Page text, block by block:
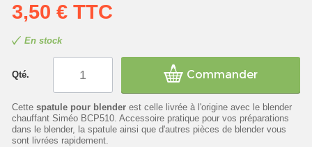
3,50 € TTC
En stock
Qté. Commander
Cette spatule pour blenderest celle livrée à l'origine avec le blender
chauffant Siméo BCP510. Accessoire pratique pour vos préparations
dans le blender, la spatule ainsi que d'autres pièces de blender vous
sont livrées rapidement.